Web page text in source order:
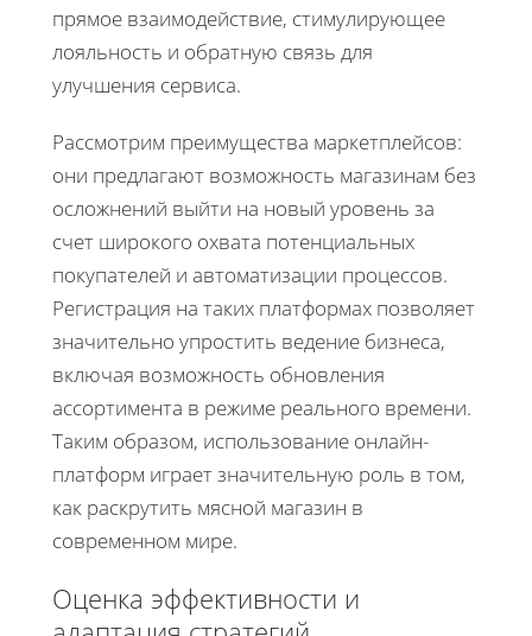
прямое взаимодействие, стимулирующее
лояльность и обратную связь для
улучшения сервиса.
Рассмотрим преимущества маркетплейсов:
они предлагают возможность магазинам без
осложнений выйти на новый уровень за
счет широкого охвата потенциальных
покупателей и автоматизации процессов.
Регистрация на таких платформах позволяет
значительно упростить ведение бизнеса,
включая возможность обновления
ассортимента в режиме реального времени.
Таким образом, использование онлайн-
платформ играет значительную роль в том,
как раскрутить мясной магазин в
современном мире.
Оценка эффективности и